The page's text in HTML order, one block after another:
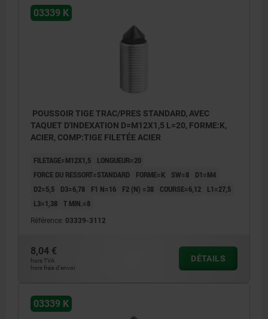
03339 K
POUSSOIR TIGE TRAC/PRES STANDARD, AVEC
TAQUET D'INDEXATION D=M12X1,5 L=20, FORME:K,
ACIER, COMP:TIGE FILETÉE ACIER
FILETAGE=M12X1,5
LONGUEUR=20
FORCE DU RESSORT=STANDARD
FORME=K SW=8
D1=M4
D2=5,5
D3=6,78 F1 N=16 F2 (N) =38 COURSE=6,12
L1=27,5
L3=1,38 T MIN.=8
Référence: 03339-3112
8,04 €
hors TVA
hors frais d’envoi
DÉTAILS
03339 K